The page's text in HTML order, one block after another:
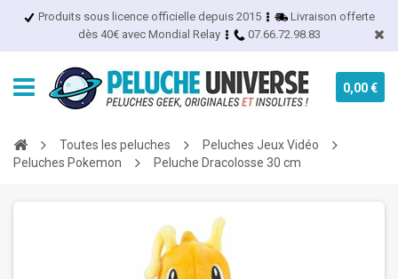
Produits sous licence officielle depuis 2015
Livraison offerte
dès 40€ avec Mondial Relay
07.66.72.98.83
0,00 €
Toutes les peluches
Peluches Jeux Vidéo
Peluches Pokemon
Peluche Dracolosse 30 cm